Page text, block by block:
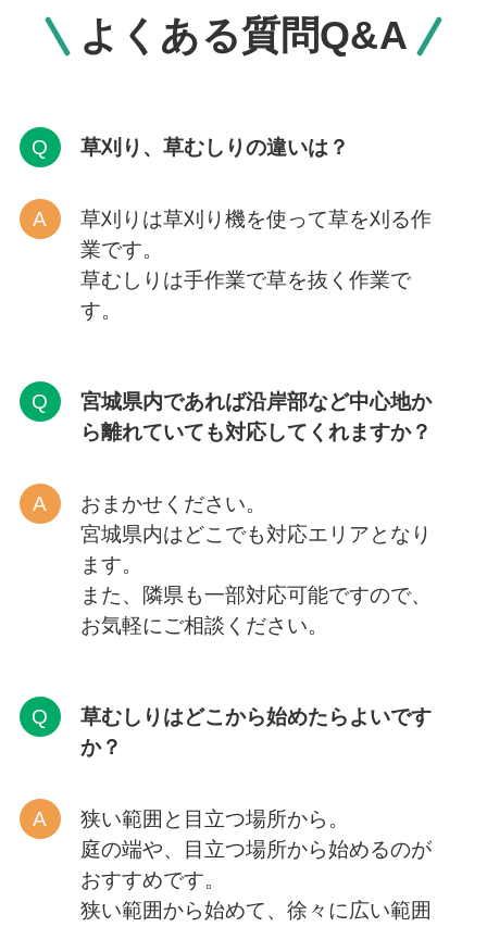
よくある質問Q&A
草刈り、草むしりの違いは？
草刈りは草刈り機を使って草を刈る作
業です。
草むしりは手作業で草を抜く作業で
す。
宮城県内であれば沿岸部など中心地か
ら離れていても対応してくれますか？
おまかせください。
宮城県内はどこでも対応エリアとなり
ます。
また、隣県も一部対応可能ですので、
お気軽にご相談ください。
草むしりはどこから始めたらよいです
か？
狭い範囲と目立つ場所から。
庭の端や、目立つ場所から始めるのが
おすすめです。
狭い範囲から始めて、徐々に広い範囲